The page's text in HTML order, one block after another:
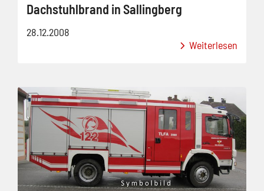
Dachstuhlbrand in Sallingberg
28.12.2008
Weiterlesen